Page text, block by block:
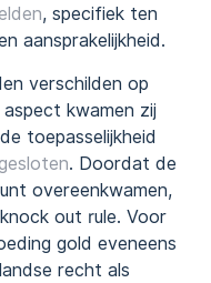
, specifiek ten
aansprakelijkheid.
verschilden op
kwamen zij
toepasselijkheid
. Doordat de
overeenkwamen,
out rule. Voor
gold eveneens
recht als